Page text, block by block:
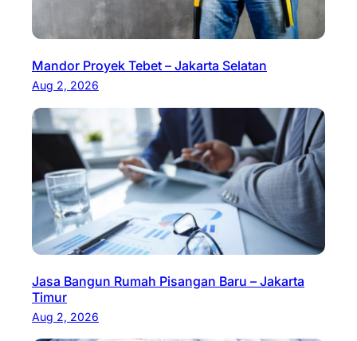
Mandor Proyek Tebet – Jakarta Selatan
Aug 2, 2026
Jasa Bangun Rumah Pisangan Baru – Jakarta
Timur
Aug 2, 2026